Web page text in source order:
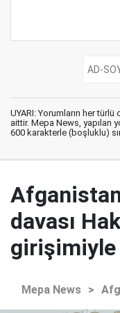
UYARI: Yorumların her
aittir. Mepa News, yapılan
600 karakterle (boşluklu)
davası
girişimiyle
Mepa News >